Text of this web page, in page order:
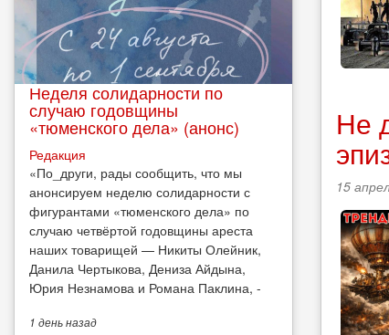
Не
15
Неделя солидарности по
случаю годовщины
«тюменского дела» (анонс)
Редакция
​«По_други, рады сообщить, что мы
анонсируем неделю солидарности с
фигурантами «тюменского дела» по
случаю четвёртой годовщины ареста
наших товарищей — Никиты Олейник,
Данила Чертыкова, Дениза Айдына,
Юрия Незнамова и Романа Паклина, -
1 деньназад